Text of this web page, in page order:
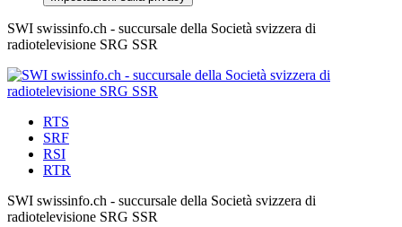
SWI swissinfo.ch - succursale della Società svizzera di
radiotelevisione SRG SSR
RTS
SRF
RSI
RTR
SWI swissinfo.ch - succursale della Società svizzera di
radiotelevisione SRG SSR